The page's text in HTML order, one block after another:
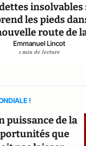
insolvables
les pieds
route de
Emmanuel Lincot
1 min de lecture
!
puissance de la
que